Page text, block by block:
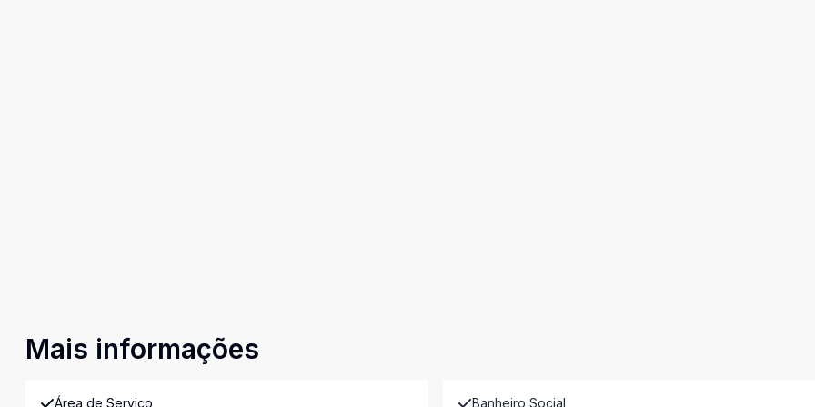
Mais informações
Área de Serviço Banheiro Social